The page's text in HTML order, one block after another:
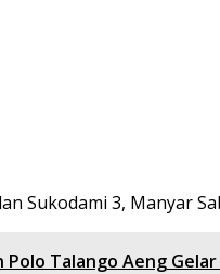
Sukodami 3, Manyar
Polo Talango Aeng Gelar